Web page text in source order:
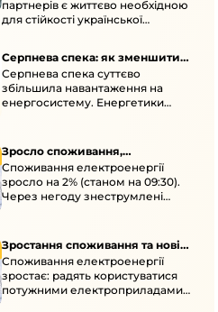
енергосистеми
партнерів є життєво необхідною
для стійкості української
наступної зими.
Серпнева спека: як зменшити
навантаження
Серпнева спека суттєво
збільшила навантаження на
енергосистему. Енергетики
ощадливо споживати.
Зросло споживання,
знеструмлення через негоду й
атаки
Споживання електроенергії
зросло на 2% (станом на 09:30).
Через негоду знеструмлені
понад 70 населених пунктів.
електроприлади вдень.
Зростання споживання та нові
знеструмлення
Споживання електроенергії
зростає: радять користуватися
потужними електроприладами з
10:00 до 16:00 та ощадливо з 17:00